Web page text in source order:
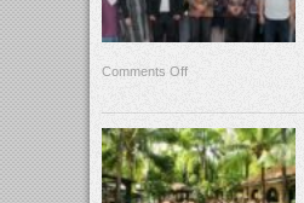
Comments Off